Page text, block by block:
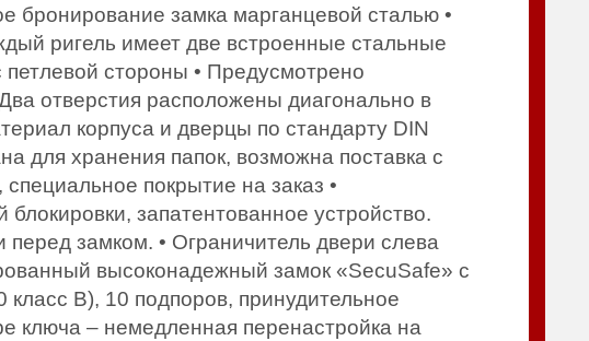
бронирование замка марганцевой сталью •
ригель имеет две встроенные стальные
стороны • Предусмотрено
отверстия расположены диагонально в
корпуса и дверцы по стандарту DIN
для хранения папок, возможна поставка с
покрытие на заказ •
запатентованное устройство.
замком. • Ограничитель двери слева
высоконадежный замок «SecuSafe» с
B), 10 подпоров, принудительное
ключа – немедленная перенастройка на